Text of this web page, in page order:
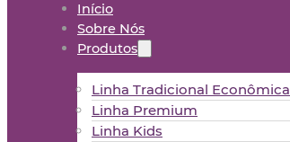
Início
Sobre Nós
Produtos
Linha Tradicional Econômica
Linha Premium
Linha Kids